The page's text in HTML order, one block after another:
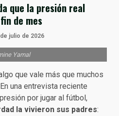
que la presión real
de mes
julio de 2026
Yamal
que vale más que muchos
una entrevista reciente
por jugar al fútbol,
la vivieron sus padres: